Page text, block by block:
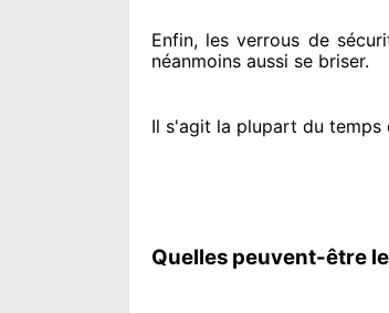
Enfin, les verrous de
néanmoins aussi se briser.
Il s'agit la plupart du temps
Quelles peuvent-être